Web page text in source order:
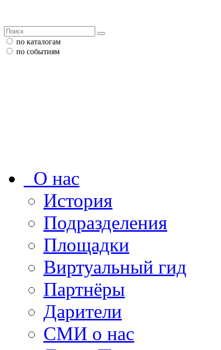
по каталогам
по событиям
О нас
История
Подразделения
Площадки
Виртуальный гид
Партнёры
Дарители
СМИ о нас